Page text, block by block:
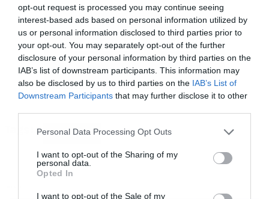
opt-out request is processed you may continue seeing
interest-based ads based on personal information utilized by
us or personal information disclosed to third parties prior to
your opt-out. You may separately opt-out of the further
disclosure of your personal information by third parties on the
IAB’s list of downstream participants. This information may
also be disclosed by us to third parties on the IAB’s List of
Downstream Participants that may further disclose it to other
Please note that this website/app uses one or more Google
not limited to your visit or usage behaviour. You may click to
grant or deny consent to Google and its third-party tags to
use your data for below specified purposes in below Google
consent section.
Personal Data Processing Opt Outs
I want to opt-out of the Sharing of my
personal data.
Opted In
I want to opt-out of the Sale of my
METALLICA